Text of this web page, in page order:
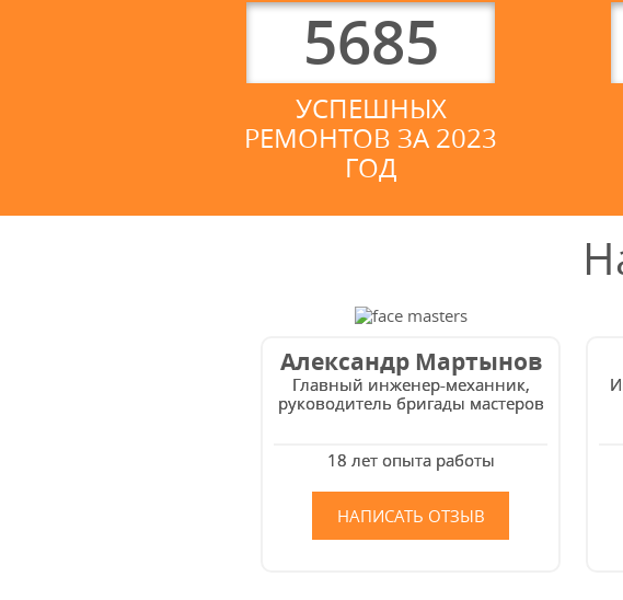
5685
УСПЕШНЫХ
РЕМОНТОВ ЗА 2023
ГОД
Александр Мартынов
Главный инженер-механник,
руководитель бригады мастеров
18 лет опыта работы
НАПИСАТЬ ОТЗЫВ